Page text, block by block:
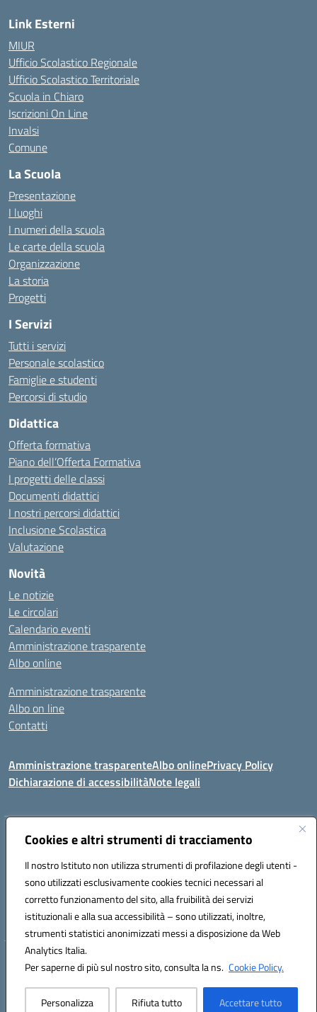
Cookies e altri strumenti di tracciamento
Il nostro Istituto non utilizza strumenti di profilazione degli utenti -
sono utilizzati esclusivamente cookies tecnici necessari al
corretto funzionamento del sito, alla fruibilità dei servizi
istituzionali e alla sua accessibilità – sono utilizzati, inoltre,
strumenti statistici anonimizzati messi a disposizione da Web
Analytics Italia.
Per saperne di più sul nostro sito, consulta la ns. Cookie Policy.
Personalizza Rifiuta tutto Accettare tutto
Link Esterni
MIUR
Ufficio Scolastico Regionale
Ufficio Scolastico Territoriale
Scuola in Chiaro
Iscrizioni On Line
Invalsi
Comune
La Scuola
Presentazione
I luoghi
I numeri della scuola
Le carte della scuola
Organizzazione
La storia
Progetti
I Servizi
Tutti i servizi
Personale scolastico
Famiglie e studenti
Percorsi di studio
Didattica
Offerta formativa
Piano dell’Offerta Formativa
I progetti delle classi
Documenti didattici
I nostri percorsi didattici
Inclusione Scolastica
Valutazione
Novità
Le notizie
Le circolari
Calendario eventi
Amministrazione trasparente
Albo online
Amministrazione trasparente
Albo on line
Contatti
Amministrazione trasparenteAlbo onlinePrivacy Policy
Dichiarazione di accessibilitàNote legali
Indirizzo:Via Tirso, 07011 Bono (SS)
Posta elettronica certificata (PEC):ssic820006@pec.istruzione.it
Codice fiscale: 81000530907
Codice meccanografico: SSIC820006
Hosting & Powered by 3D Solution S.r.l.
Concept & Design by Designers Italia